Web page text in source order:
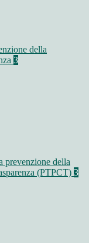
della
3
prevenzione della
(PTPCT) 3